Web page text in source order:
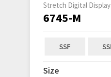
Stretch Digital Display
6745-M
SSF
Size